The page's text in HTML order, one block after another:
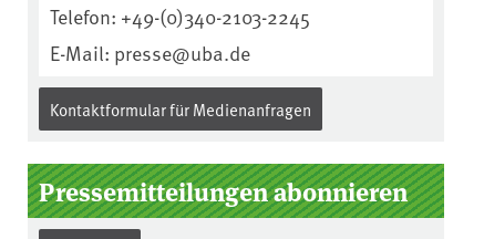
Telefon: +49-(0)340-2103-2245
E-Mail: presse@uba.de
Kontaktformular für Medienanfragen
Pressemitteilungen abonnieren